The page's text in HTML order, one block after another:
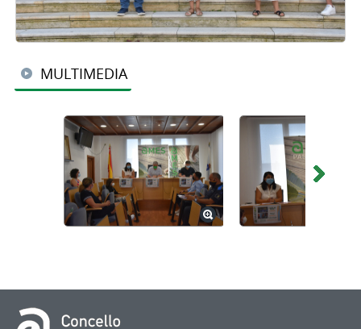
MULTIMEDIA